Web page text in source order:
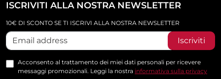
ISCRIVITI ALLA NOSTRA NEWSLETTER
10€ DI SCONTO SE TI ISCRIVI ALLA NOSTRA NEWSLETTER
Iscriviti
Acconsento al trattamento dei miei dati personali per ricevere
messaggi promozionali. Leggi la nostra informativa sulla privacy